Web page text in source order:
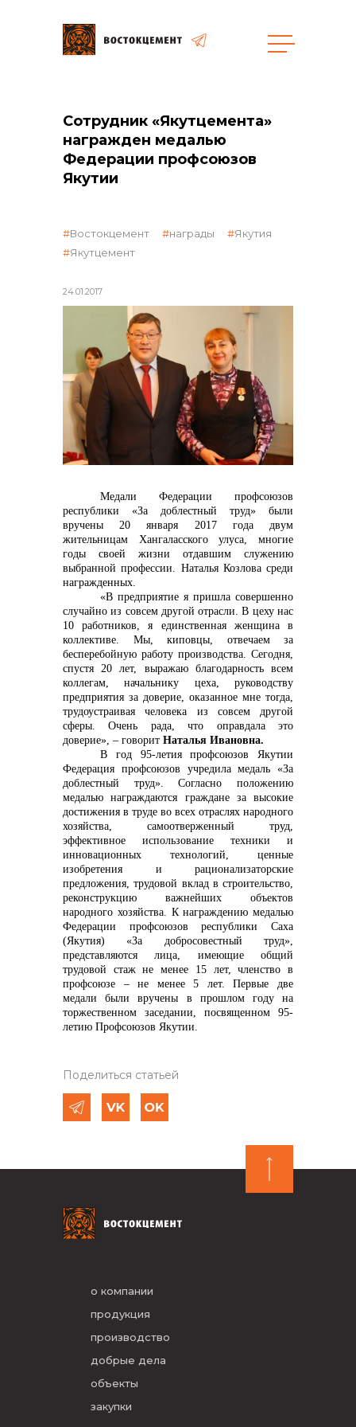
общая информация
объявленные закупки
реализация неликвидов
контакты отдела закупок
Контакты
+7 (423) 234 50 50
info@vostokcement.ru
Сотрудник «Якутцемента»
награжден медалью
Федерации профсоюзов
Якутии
24.01.2017
Востокцемент награды
Якутия
Якутцемент
Медали Федерации профсоюзов
республики «За доблестный труд» были
вручены 20 января 2017 года двум
жительницам Хангаласского улуса, многие
годы своей жизни отдавшим служению
выбранной профессии. Наталья Козлова среди
награжденных.
«В предприятие я пришла совершенно
случайно из совсем другой отрасли. В цеху нас
10 работников, я единственная женщина в
коллективе. Мы, киповцы, отвечаем за
бесперебойную работу производства. Сегодня,
спустя 20 лет, выражаю благодарность всем
коллегам, начальнику цеха, руководству
предприятия за доверие, оказанное мне тогда,
трудоустраивая человека из совсем другой
сферы. Очень рада, что оправдала это
доверие», – говорит Наталья Ивановна.
В год 95-летия профсоюзов Якутии
Федерация профсоюзов учредила медаль «За
доблестный труд». Согласно положению
медалью награждаются граждане за высокие
достижения в труде во всех отраслях народного
хозяйства, самоотверженный труд,
эффективное использование техники и
инновационных технологий, ценные
изобретения и рационализаторские
предложения, трудовой вклад в строительство,
реконструкцию важнейших объектов
народного хозяйства. К награждению медалью
Федерации профсоюзов республики Саха
(Якутия) «За добросовестный труд»,
представляются лица, имеющие общий
трудовой стаж не менее 15 лет, членство в
профсоюзе – не менее 5 лет. Первые две
медали были вручены в прошлом году на
торжественном заседании, посвященном 95-
летию Профсоюзов Якутии.
Поделиться статьей
о компании
продукция
производство
добрые дела
объекты
закупки